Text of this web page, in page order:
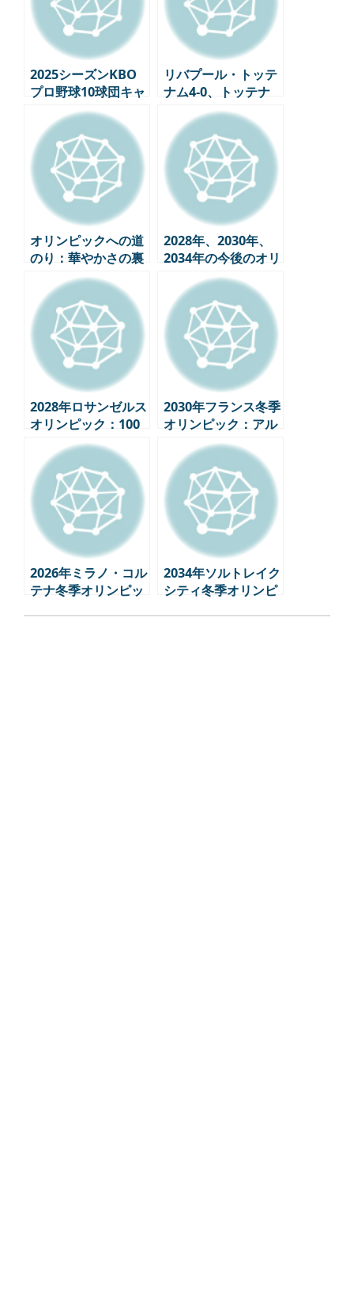
2025シーズンKBO
プロ野球10球団キャ
リバプール・トッテ
ナム4-0、トッテナ
ム優勝の夢は惨めに
踏みにじられる
オリンピックへの道
のり：華やかさの裏
側に隠されたストー
リー
2028年、2030年、
2034年の今後のオリ
ンピックスケジュー
2028年ロサンゼルス
オリンピック：100
年の歴史、未来に向
けた挑戦
2030年フランス冬季
オリンピック：アル
プスで繰り広げられ
る”持続可能性”の挑
戦
2026年ミラノ・コル
テナ冬季オリンピッ
2034年ソルトレイク
シティ冬季オリンピ